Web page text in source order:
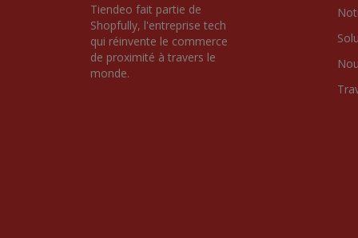
Tiendeo fait partie de
Shopfully, l'entreprise tech
qui réinvente le commerce
de proximité à travers le
monde.